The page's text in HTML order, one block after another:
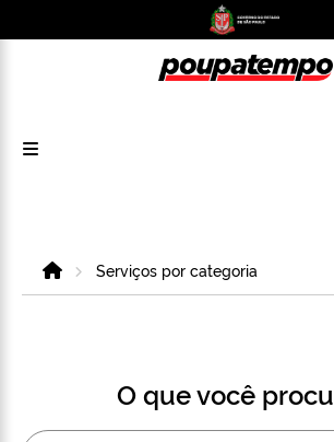
HomeServiços por categoria
O que você